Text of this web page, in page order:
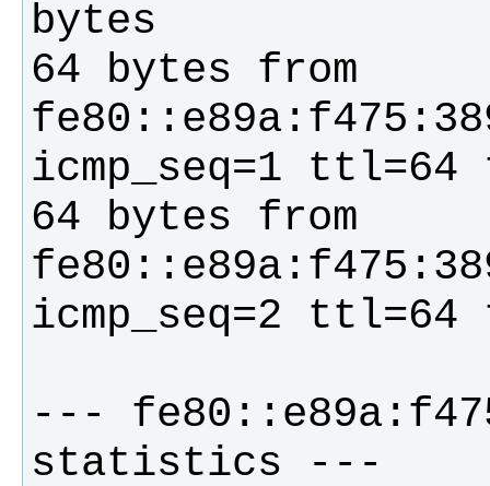
64 bytes from
64 bytes from
---